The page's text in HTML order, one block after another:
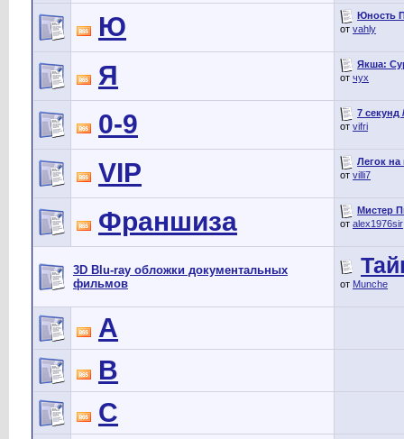
Ю
Юность
от vahly
Я
Якша:
от чух
0-9
7 секунд
от vifri
VIP
Легок на
от villi7
Франшиза
Мистер
от alex1976sir
3D Blu-ray обложки документальных
фильмов
от Munche
A
B
C